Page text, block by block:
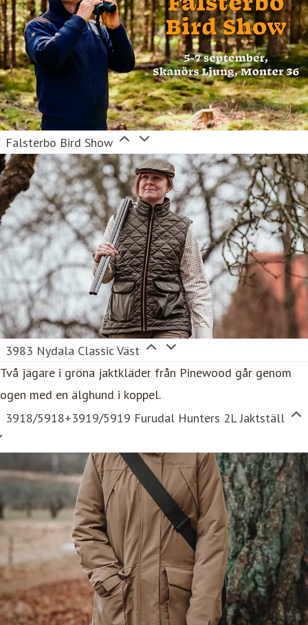
Falsterbo Bird Show
3983 Nydala Classic Väst
3918/5918+3919/5919 Furudal Hunters 2L Jaktställ